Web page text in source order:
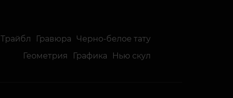
Трайбл Гравюра
Черно-белое тату
Геометрия
Графика Нью скул